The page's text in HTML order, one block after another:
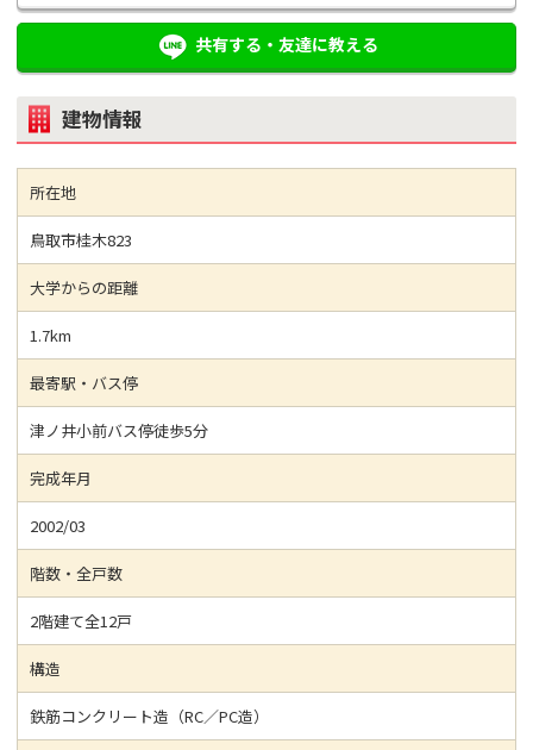
共有する・友達に教える
建物情報
所在地
鳥取市桂木823
大学からの距離
1.7km
最寄駅・バス停
津ノ井小前バス停徒歩5分
完成年月
2002/03
階数・全戸数
2階建て全12戸
構造
鉄筋コンクリート造（RC／PC造）